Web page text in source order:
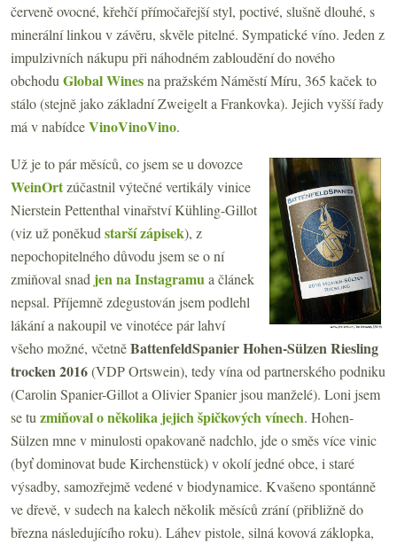
červeně ovocné, křehčí přímočařejší styl, poctivé, slušně dlouhé, s
minerální linkou v závěru, skvěle pitelné. Sympatické víno. Jeden z
impulzivních nákupu při náhodném zabloudění do nového
obchodu Global Winesna pražském Náměstí Míru, 365 kaček to
stálo (stejně jako základní Zweigelt a Frankovka). Jejich vyšší řady
má v nabídceVinoVinoVino.
Už je to pár měsíců, co jsem se u dovozce
WeinOrtzúčastnil výtečné vertikály vinice
Nierstein Pettenthal vinařství Kühling-Gillot
(viz už poněkud starší zápisek), z
nepochopitelného důvodu jsem se o ní
zmiňoval snad jen na Instagramua článek
nepsal. Příjemně zdegustován jsem podlehl
lákání a nakoupil ve vinotéce pár lahví
všeho možné, včetněBattenfeldSpanier Hohen-Sülzen Riesling
trocken 2016(VDP Ortswein), tedy vína od partnerského podniku
(Carolin Spanier-Gillot a Olivier Spanier jsou manželé). Loni jsem
se tu zmiňoval o několika jejich špičkových vínech. Hohen-
Sülzen mne v minulosti opakovaně nadchlo, jde o směs více vinic
(byť dominovat bude Kirchenstück) v okolí jedné obce, i staré
výsadby, samozřejmě vedené v biodynamice. Kvašeno spontánně
ve dřevě, v sudech na kalech několik měsíců zrání (přibližně do
března následujícího roku). Láhev pistole, silná kovová záklopka,